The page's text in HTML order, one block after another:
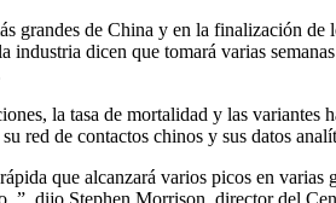
grandes de China y en la finalización de
dicen que tomará varias
la tasa de mortalidad y las
red de contactos chinos y sus datos
que alcanzará varios picos en
”, dijo Stephen Morrison, director del